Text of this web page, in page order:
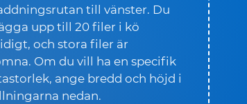
till vänster. Du
upp till 20 filer i kö
och stora filer är
Om du vill ha en specifik
ange bredd och höjd i
nedan.